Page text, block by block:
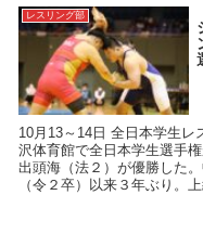
レスリング部
10月13～14日 全日本学生
沢体育館で全日本学生選手
出頭海（法２）が優勝した
（令２卒）以来３年ぶり。